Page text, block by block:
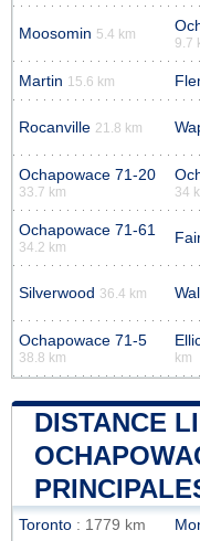
Moosomin 5.4 km
9.7
Martin 15.6 km
Rocanville 21.8 km
Ochapowace 71-20
33.7 km 34
Ochapowace 71-61
34.2 km
Silverwood 36.4 km
Ochapowace 71-5
38.8 km
km
DISTANCE
Toronto : 1779 km